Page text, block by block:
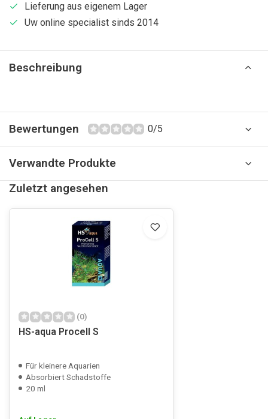
Lieferung aus eigenem Lager
Uw online specialist sinds 2014
Beschreibung
Bewertungen 0/5
Verwandte Produkte
Zuletzt angesehen
(0)
HS-aqua Procell S
Für kleinere Aquarien
Absorbiert Schadstoffe
20 ml